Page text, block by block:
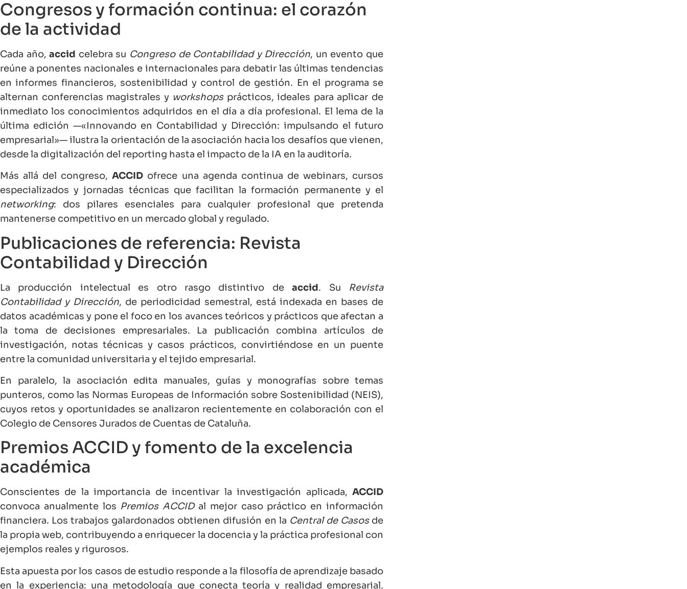
Congresos y formación continua: el corazón
de la actividad
Cada año,accid celebra su Congreso de Contabilidad y Dirección, un evento que
reúne a ponentes nacionales e internacionales para debatir las últimas tendencias
en informes financieros, sostenibilidad y control de gestión. En el programa se
alternan conferencias magistrales y workshopsprácticos, ideales para aplicar de
inmediato los conocimientos adquiridos en el día a día profesional. El lema de la
última edición —«Innovando en Contabilidad y Dirección: impulsando el futuro
empresarial»— ilustra la orientación de la asociación hacia los desafíos que vienen,
desde la digitalización del reporting hasta el impacto de la IA en la auditoría.
Más allá del congreso,ACCID ofrece una agenda continua de webinars, cursos
especializados y jornadas técnicas que facilitan la formación permanente y el
networking: dos pilares esenciales para cualquier profesional que pretenda
mantenerse competitivo en un mercado global y regulado.
Publicaciones de referencia: Revista
Contabilidad y Dirección
La producción intelectual es otro rasgo distintivo deaccid. Su Revista
Contabilidad y Dirección, de periodicidad semestral, está indexada en bases de
datos académicas y pone el foco en los avances teóricos y prácticos que afectan a
la toma de decisiones empresariales. La publicación combina artículos de
investigación, notas técnicas y casos prácticos, convirtiéndose en un puente
entre la comunidad universitaria y el tejido empresarial.
En paralelo, la asociación edita manuales, guías y monografías sobre temas
punteros, como las Normas Europeas de Información sobre Sostenibilidad (NEIS),
cuyos retos y oportunidades se analizaron recientemente en colaboración con el
Colegio de Censores Jurados de Cuentas de Cataluña.
Premios ACCID y fomento de la excelencia
académica
Conscientes de la importancia de incentivar la investigación aplicada, ACCID
convoca anualmente los Premios ACCIDal mejor caso práctico en información
financiera. Los trabajos galardonados obtienen difusión en la Central de Casosde
la propia web, contribuyendo a enriquecer la docencia y la práctica profesional con
ejemplos reales y rigurosos.
Esta apuesta por los casos de estudio responde a la filosofía de aprendizaje basado
en la experiencia: una metodología que conecta teoría y realidad empresarial,